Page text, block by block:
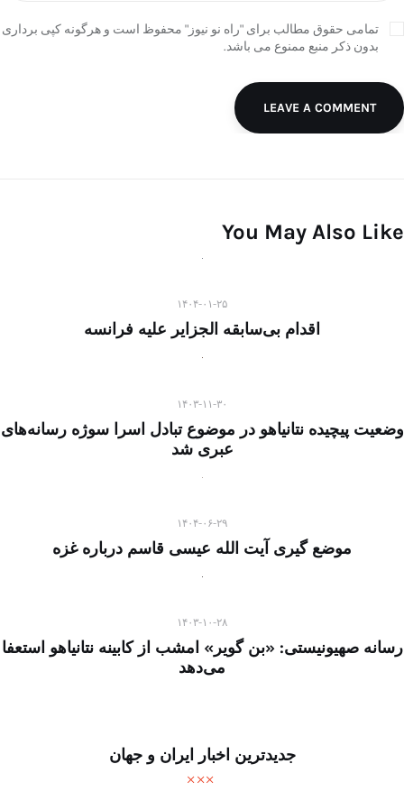
تمامی حقوق مطالب برای "راه نو نیوز" محفوظ است و هرگونه کپی برداری
بدون ذکر منبع ممنوع می باشد.
LEAVE A COMMENT
You May Also Like
۱۴۰۴-۰۱-۲۵
اقدام بی‌سابقه الجزایر علیه فرانسه
۱۴۰۳-۱۱-۳۰
وضعیت پیچیده نتانیاهو در موضوع تبادل اسرا سوژه رسانه‌های
عبری شد
۱۴۰۴-۰۶-۲۹
موضع گیری آیت الله عیسی قاسم درباره غزه
۱۴۰۳-۱۰-۲۸
رسانه صهیونیستی: «بن گویر» امشب از کابینه نتانیاهو استعفا
می‌دهد
جدیدترین اخبار ایران و جهان